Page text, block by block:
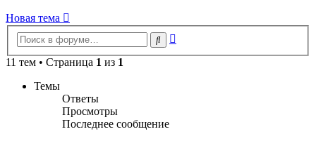
Новая тема
Поиск
11 тем • Страница 1 из 1
Темы
Ответы
Просмотры
Последнее сообщение